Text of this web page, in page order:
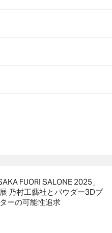
FUORI SALONE 2025」
乃村工藝社とパウダー3Dプ
ーの可能性追求